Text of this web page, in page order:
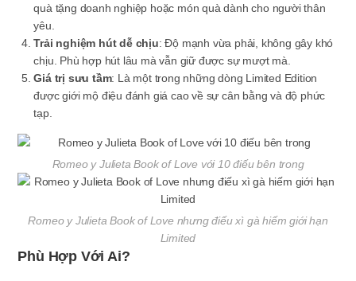
quà tặng doanh nghiệp hoặc món quà dành cho người thân
yêu.
Trải nghiệm hút dễ chịu: Độ mạnh vừa phải, không gây khó
chịu. Phù hợp hút lâu mà vẫn giữ được sự mượt mà.
Giá trị sưu tầm: Là một trong những dòng Limited Edition
được giới mộ điệu đánh giá cao về sự cân bằng và độ phức
tạp.
Romeo y Julieta Book of Love với 10 điếu bên trong
Romeo y Julieta Book of Love nhưng điếu xì gà hiếm giới hạn
Limited
Phù Hợp Với Ai?